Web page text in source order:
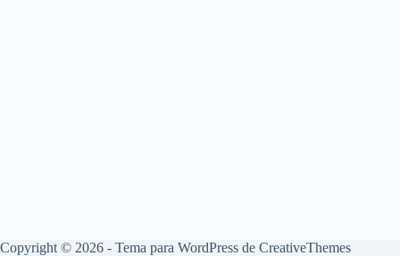
Copyright © 2026 - Tema para WordPress de CreativeThemes